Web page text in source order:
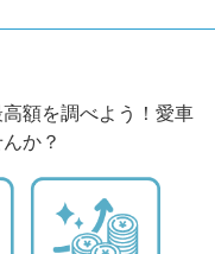
額を調べよう！愛車
か？